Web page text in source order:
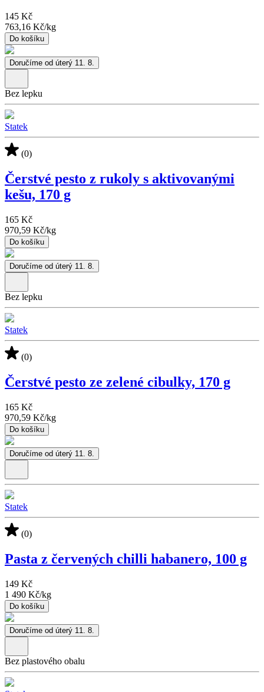
145 Kč
763,16 Kč/kg
Do košíku
Doručíme od úterý 11. 8.
Bez lepku
Statek
(0)
Čerstvé pesto z rukoly s aktivovanými
kešu, 170 g
165 Kč
970,59 Kč/kg
Do košíku
Doručíme od úterý 11. 8.
Bez lepku
Statek
(0)
Čerstvé pesto ze zelené cibulky, 170 g
165 Kč
970,59 Kč/kg
Do košíku
Doručíme od úterý 11. 8.
Statek
(0)
Pasta z červených chilli habanero, 100 g
149 Kč
1 490 Kč/kg
Do košíku
Doručíme od úterý 11. 8.
Bez plastového obalu